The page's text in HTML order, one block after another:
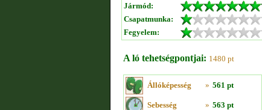
Jármód:
Csapatmunka:
Fegyelem:
A ló tehetségpontjai: 1480 pt
Állóképesség » 561 pt
Sebesség » 563 pt